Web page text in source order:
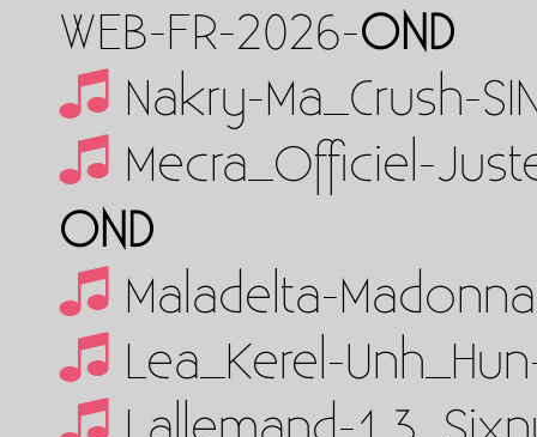
WEB-FR-2026-OND
Nakry-Ma_Crush-
Mecra_Officiel-
OND
Maladelta-
Lea_Kerel-